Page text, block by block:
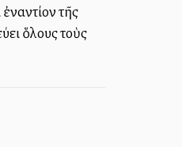
τῆς
ὅλους τοὺς